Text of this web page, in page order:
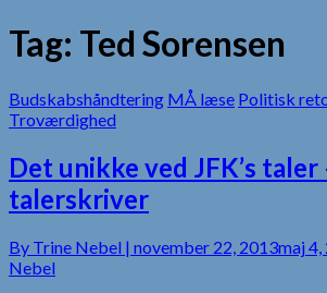
Tag: Ted Sorensen
Budskabshåndtering MÅ læse Politisk
Troværdighed
Det unikke ved JFK’s taler
talerskriver
By Trine Nebel | november 22, 2013maj 4,
Nebel